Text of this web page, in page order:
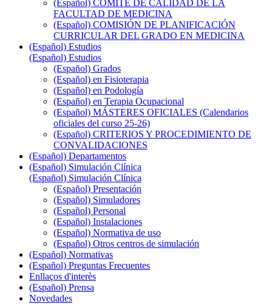
(Español) COMITÉ DE CALIDAD DE LA
FACULTAD DE MEDICINA
(Español) COMISIÓN DE PLANIFICACIÓN
CURRICULAR DEL GRADO EN MEDICINA
(Español) Estudios
(Español) Estudios
(Español) Grados
(Español) en Fisioterapia
(Español) en Podología
(Español) en Terapia Ocupacional
(Español) MÁSTERES OFICIALES (Calendarios
oficiales del curso 25-26)
(Español) CRITERIOS Y PROCEDIMIENTO DE
CONVALIDACIONES
(Español) Departamentos
(Español) Simulación Clínica
(Español) Simulación Clínica
(Español) Presentación
(Español) Simuladores
(Español) Personal
(Español) Instalaciones
(Español) Normativa de uso
(Español) Otros centros de simulación
(Español) Normativas
(Español) Preguntas Frecuentes
Enllaços d'interès
(Español) Prensa
Novedades